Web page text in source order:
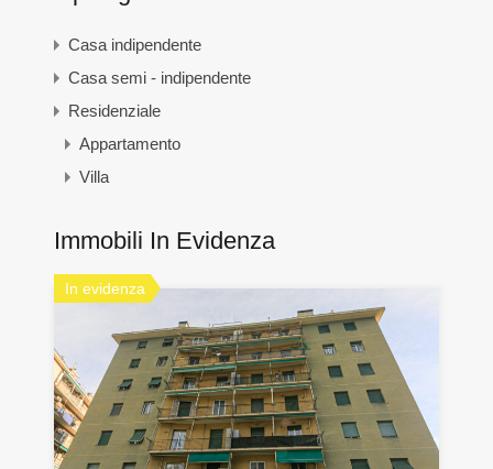
Casa indipendente
Casa semi - indipendente
Residenziale
Appartamento
Villa
Immobili In Evidenza
In evidenza